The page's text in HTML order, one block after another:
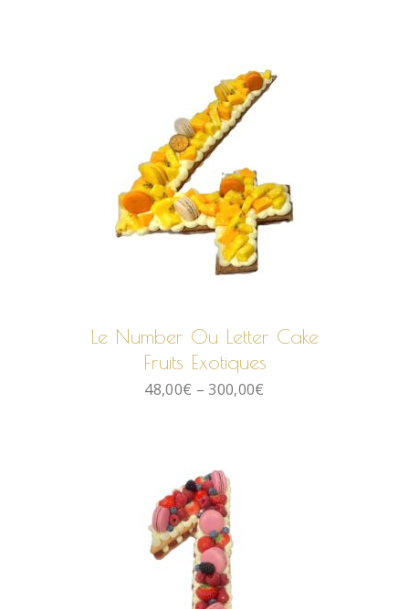
Le Number Ou Letter Cake
Fruits Exotiques
48,00€ –300,00€